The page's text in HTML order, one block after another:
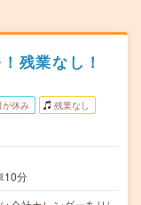
残業なし！
が休み 残業なし
10分